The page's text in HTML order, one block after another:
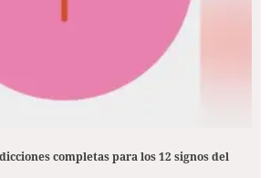
completas para los 12 signos del